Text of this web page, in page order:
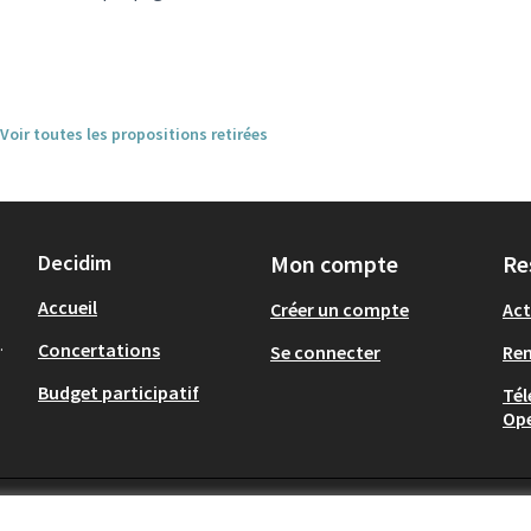
Voir toutes les propositions retirées
Decidim
Accueil
Concertations
Budget participatif
Mon compte
Créer un compte
Se connecter